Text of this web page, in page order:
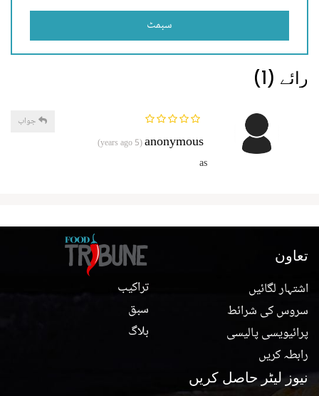
سبمٹ
رائے (1)
anonymous
(5 years ago)
as
جواب
تراکیب
سبق
بلاگ
تعاون
اشتہار لگائیں
سروس کی شرائط
پرائیویسی پالیسی
رابطہ کریں
نیوز لیٹر حاصل کریں